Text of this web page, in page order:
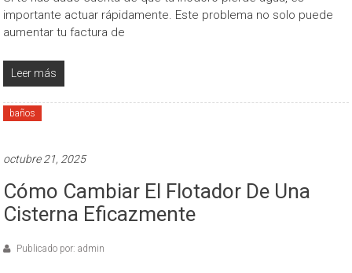
importante actuar rápidamente. Este problema no solo puede
aumentar tu factura de
Leer más
baños
octubre 21, 2025
Cómo Cambiar El Flotador De Una
Cisterna Eficazmente
Publicado por: admin